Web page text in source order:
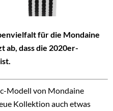
für die Mondaine
ab, dass die 2020er-
Modell von Mondaine
Kollektion auch etwas